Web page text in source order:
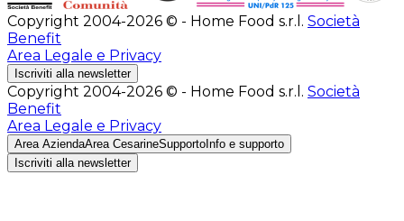
Copyright 2004-2026 © - Home Food s.r.l. Società
Benefit
Area Legale e Privacy
Iscriviti alla newsletter
Copyright 2004-2026 © - Home Food s.r.l. Società
Benefit
Area Legale e Privacy
Area AziendaArea CesarineSupporto Info e supporto
Iscriviti alla newsletter